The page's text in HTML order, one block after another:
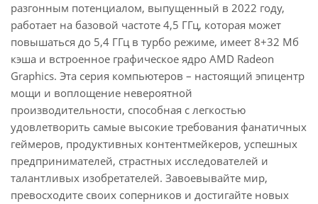
разгонным потенциалом, выпущенный в 2022 году,
работает на базовой частоте 4,5 ГГц, которая может
повышаться до 5,4 ГГц в турбо режиме, имеет 8+32 Мб
кэша и встроенное графическое ядро AMD Radeon
Graphics. Эта серия компьютеров – настоящий эпицентр
мощи и воплощение невероятной
производительности, способная с легкостью
удовлетворить самые высокие требования фанатичных
геймеров, продуктивных контентмейкеров, успешных
предпринимателей, страстных исследователей и
талантливых изобретателей. Завоевывайте мир,
превосходите своих соперников и достигайте новых